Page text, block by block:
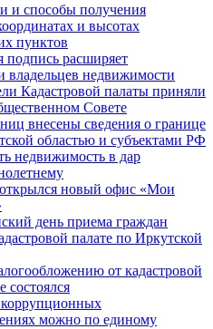
и способы получения
и высотах
пунктов
подпись расширяет
владельцев недвижимости
Кадастровой палаты приняли
Совете
внесены сведения о границе
областью и субъектами РФ
недвижимость в дар
новый офис «Мои
день приема граждан
палате по Иркутской
от кадастровой
состоялся
можно по единому